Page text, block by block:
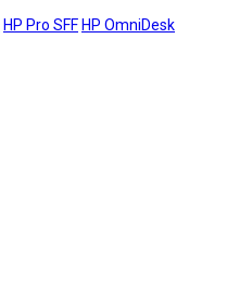
HP Pro SFF HP OmniDesk